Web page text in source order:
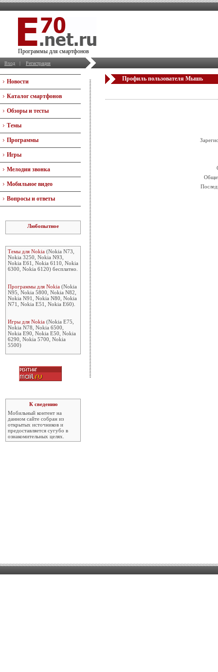
Программы для смартфонов
Вход | Регистрация
Новости
Каталог смартфонов
Обзоры и тесты
Темы
Программы
Игры
Мелодии звонка
Мобильное видео
Вопросы и ответы
Любопытное
Темы для Nokia (Nokia N73,
Nokia 3250, Nokia N93,
Nokia E61, Nokia 6110, Nokia
6300, Nokia 6120) бесплатно.
Программы для Nokia (Nokia
N95, Nokia 5800, Nokia N82,
Nokia N91, Nokia N80, Nokia
N71, Nokia E51, Nokia E60).
Игры для Nokia (Nokia E75,
Nokia N78, Nokia 6500,
Nokia E90, Nokia E50, Nokia
6290, Nokia 5700, Nokia
5500)
К сведению
Мобильный контент на
данном сайте собран из
открытых источников и
предоставляется сугубо в
ознакомительных целях.
Профиль пользователя Мышь